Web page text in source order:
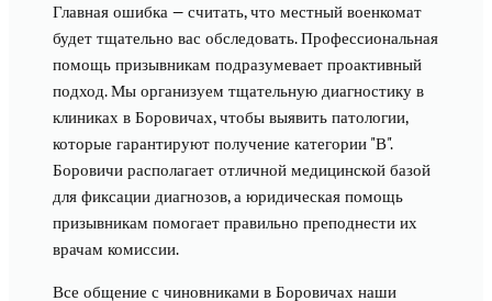
Главная ошибка — считать, что местный военкомат
будет тщательно вас обследовать. Профессиональная
помощь призывникам подразумевает проактивный
подход. Мы организуем тщательную диагностику в
клиниках в Боровичах, чтобы выявить патологии,
которые гарантируют получение категории "В".
Боровичи располагает отличной медицинской базой
для фиксации диагнозов, а юридическая помощь
призывникам помогает правильно преподнести их
врачам комиссии.
Все общение с чиновниками в Боровичах наши